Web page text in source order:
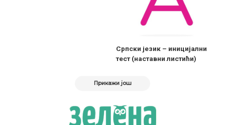
Српски језик – иницијални
тест (наставни листићи)
Прикажи још